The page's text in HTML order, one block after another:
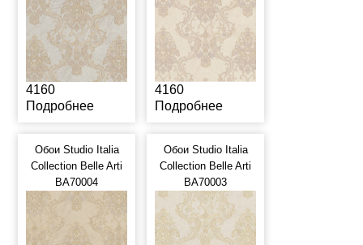
4160
Подробнее
4160
Подробнее
Обои Studio Italia
Collection Belle Arti
BA70004
Обои Studio Italia
Collection Belle Arti
BA70003